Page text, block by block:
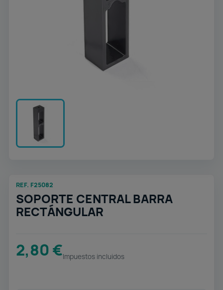
REF. F25082
SOPORTE CENTRAL BARRA
RECTÁNGULAR
2,80 €Impuestos incluidos